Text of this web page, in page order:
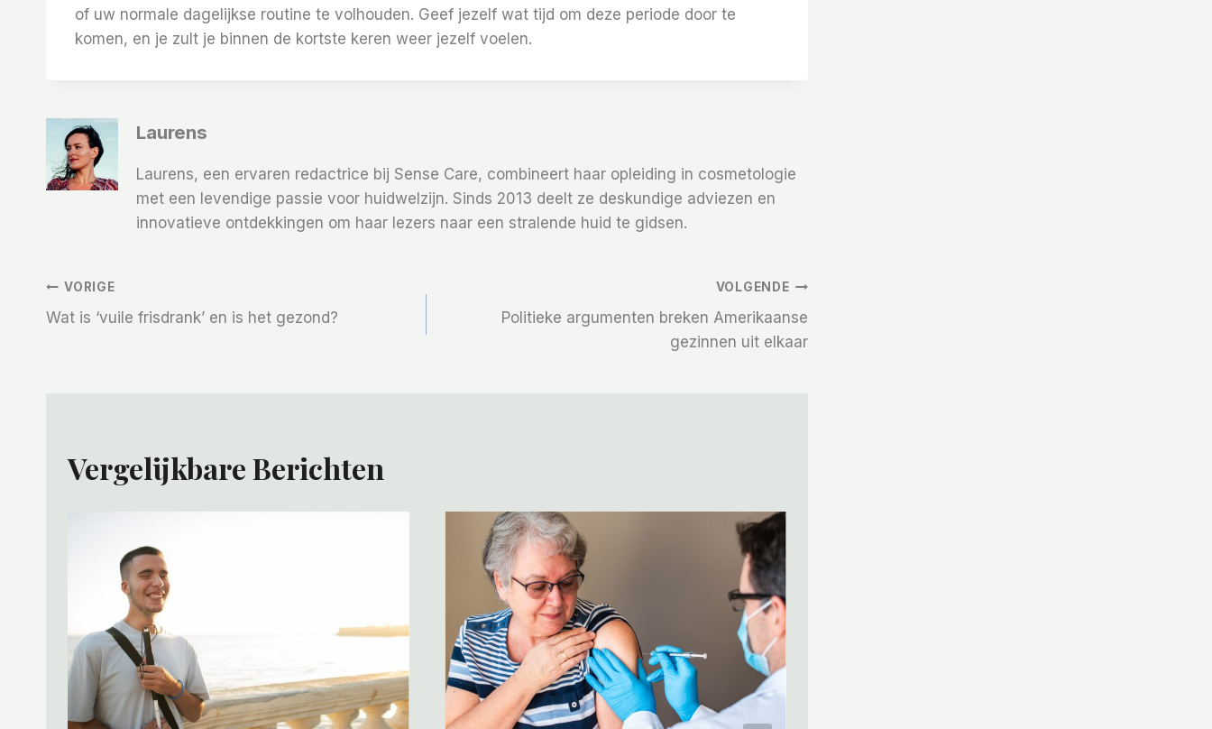
of uw normale dagelijkse routine te volhouden. Geef jezelf wat tijd om deze periode door te
komen, en je zult je binnen de kortste keren weer jezelf voelen.
Laurens
Laurens, een ervaren redactrice bij Sense Care, combineert haar opleiding in cosmetologie
met een levendige passie voor huidwelzijn. Sinds 2013 deelt ze deskundige adviezen en
innovatieve ontdekkingen om haar lezers naar een stralende huid te gidsen.
Bericht
VORIGE
Wat is ‘vuile frisdrank’ en is het gezond?
VOLGENDE
Politieke argumenten breken Amerikaanse
gezinnen uit elkaar
Vergelijkbare Berichten